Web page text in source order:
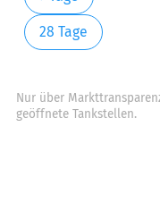
28 Tage
Nur über
geöffnete Tankstellen.